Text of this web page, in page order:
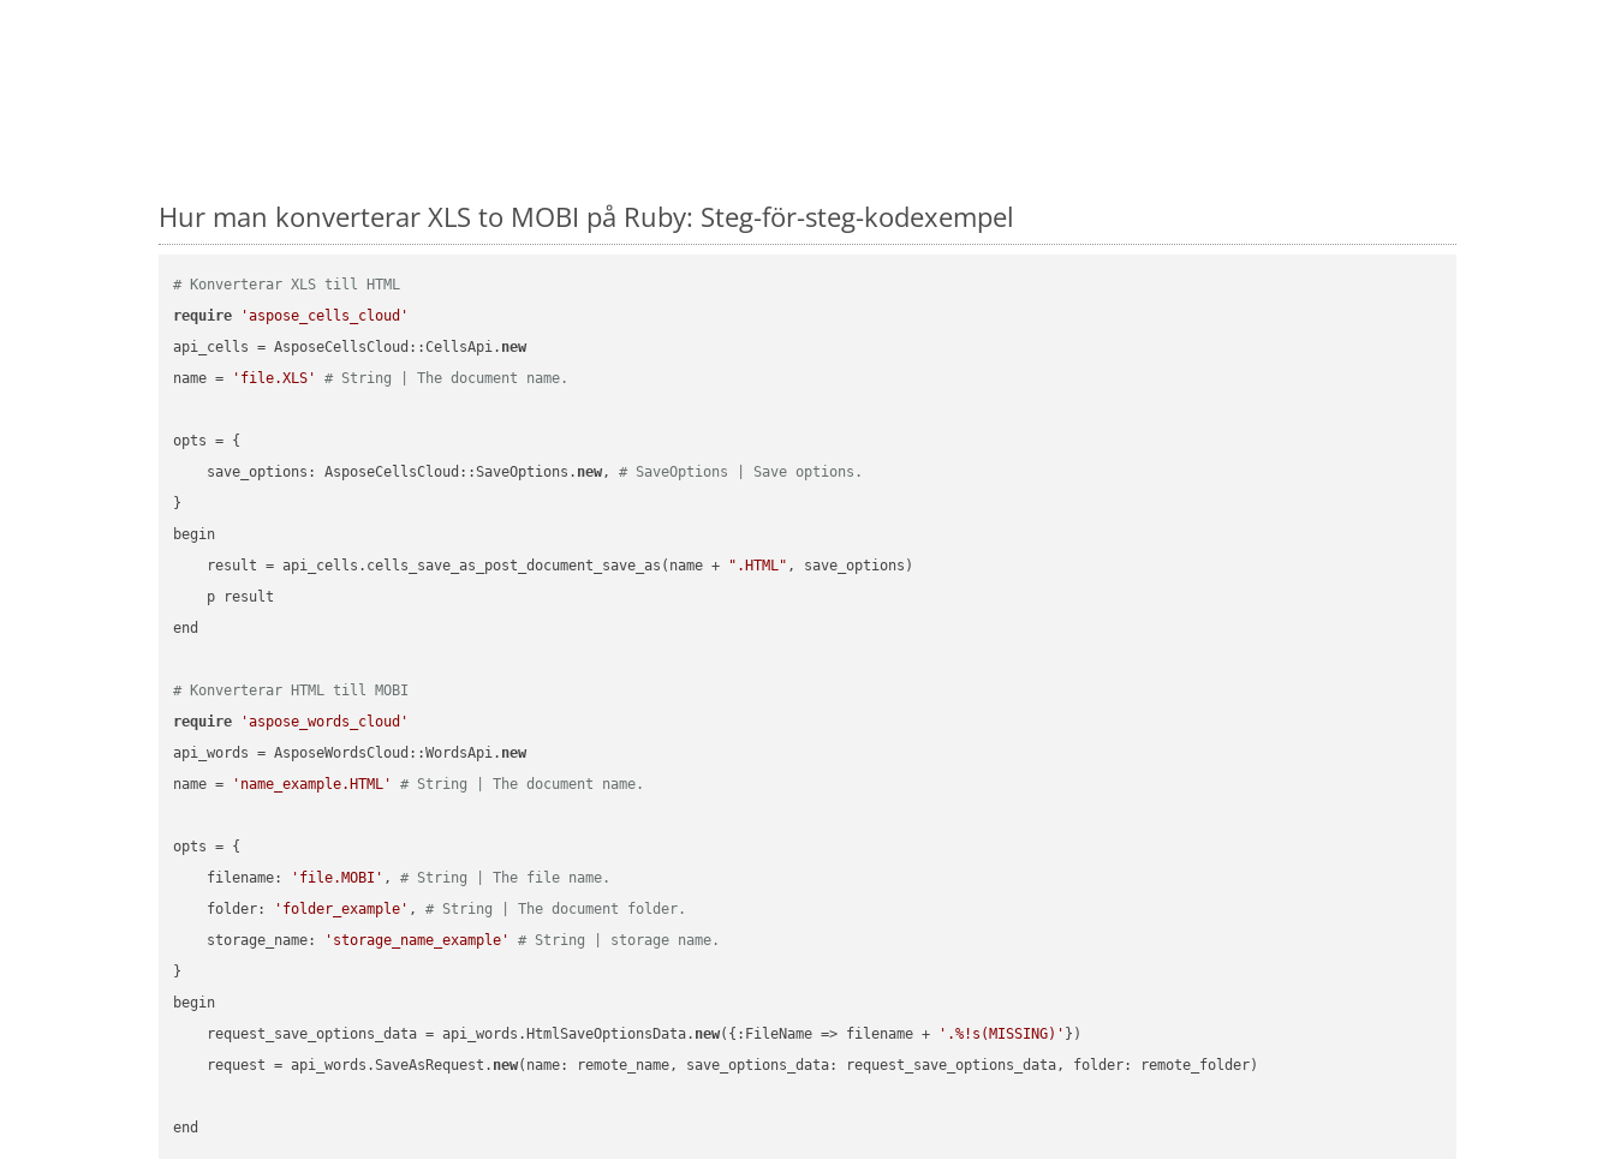
Hur man konverterar XLS to MOBI på Ruby: Steg-för-steg-kodexempel
# Konverterar XLS till HTML
require
'aspose_cells_cloud'
api_cells = AsposeCellsCloud::CellsApi. new
name =
'file.XLS' # String | The document name.
opts = {
    save_options: AsposeCellsCloud::SaveOptions.
new, # SaveOptions | Save options.
}
begin
    result = api_cells.cells_save_as_post_document_save_as(name +
".HTML" , save_options)
    p result
end
# Konverterar HTML till MOBI
require
'aspose_words_cloud'
api_words = AsposeWordsCloud::WordsApi. new
name =
'name_example.HTML' # String | The document name.
opts = {
    filename:
'file.MOBI' , # String | The file name.
    folder:
'folder_example' , # String | The document folder.
    storage_name:
'storage_name_example'
# String | storage name.
}
begin
    request_save_options_data = api_words.HtmlSaveOptionsData.
new({:FileName => filename + '.%!s(MISSING)' })
    request = api_words.SaveAsRequest.
new(name: remote_name, save_options_data: request_save_options_data, folder: remote_folder)